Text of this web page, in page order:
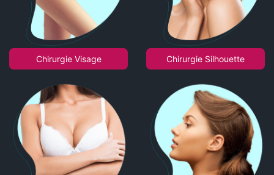
Chirurgie Visage Chirurgie Silhouette